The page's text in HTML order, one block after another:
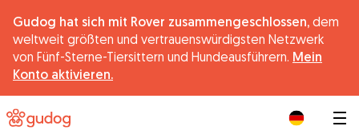
Gudog hat sich mit Rover zusammengeschlossen, dem
weltweit größten und vertrauenswürdigsten Netzwerk
von Fünf-Sterne-Tiersittern und Hundeausführern. Mein
Konto aktivieren.